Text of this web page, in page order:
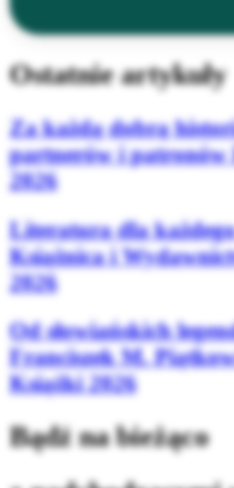
Ostatnie artykuły
Za każdą dobrą
partnerów i patronów
2026
Literatura dla
Książnica i
2026
Od słowiańskich
Franciszek M.
Książki 2026
Bądź na bieżąco